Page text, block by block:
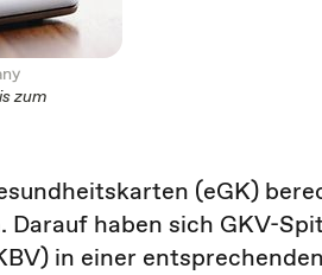
zum
(eGK)
haben sich GKV-
in einer